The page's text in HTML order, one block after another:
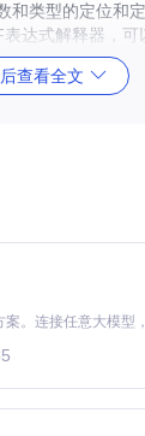
和类型的定位和定
表达式解释器，
文件的深入理解
的解释器，和行
类型安全DIE属性
直观。
查看全文